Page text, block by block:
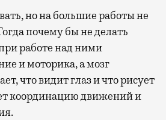
но на большие работы не
почему бы не делать
работе над ними
и моторика, а мозг
что видит глаз и что рисует
координацию движений и